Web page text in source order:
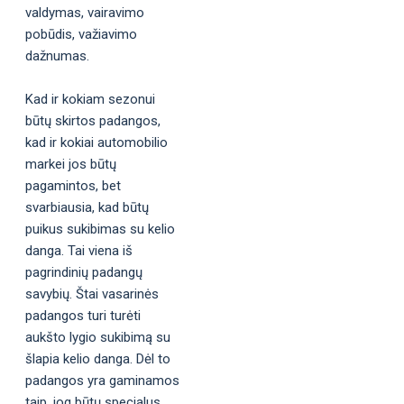
valdymas, vairavimo
pobūdis, važiavimo
dažnumas.
Kad ir kokiam sezonui
būtų skirtos padangos,
kad ir kokiai automobilio
markei jos būtų
pagamintos, bet
svarbiausia, kad būtų
puikus sukibimas su kelio
danga. Tai viena iš
pagrindinių padangų
savybių. Štai vasarinės
padangos turi turėti
aukšto lygio sukibimą su
šlapia kelio danga. Dėl to
padangos yra gaminamos